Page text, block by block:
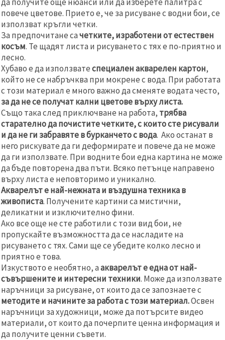
повече цветове. Прието е, че за рисуване с водни бои, се
използват кръгли четки.
За предпочитане сачетките, изработени от естествен
косъм. Те щадят листа и рисуването с тях е по-приятно и
лесно.
Хубаво е да използватеспециален акварелен картон,
който не се набръчква при мокрене с вода. При работата
с този материал е много важно да сменяте водата често,
за да не се получат кални цветове върху листа.
Също така след приключване на работа, трябва
старателно да почистите четките, с които сте рисували
и да не ги забравяте в бурканчето с вода. Ако останат в
него рискувате да ги деформирате и повече да не може
да ги използвате. При водните бои една картина не може
да бъде повторена два пъти. Всяко петънце направено
върху листа е неповторимо и уникално.
Акварелът е най-нежната и въздушна техника в
живописта. Получените картини са мистични,
деликатни и изключително фини.
Ако все още не сте работили с този вид бои, не
пропускайте възможността да се насладите на
рисуването с тях. Сами ще се убедите колко лесно и
приятно е това.
Изкуството е необятно, аакварелът е една от най-
съвършените и интересни техники. Може да използвате
наръчници за рисуване, от които да се запознаете с
методите и начините за работа с този материал.Освен
наръчници за художници, може да потърсите видео
материали, от които да почерпите ценна информация и
да получите ценни съвети.